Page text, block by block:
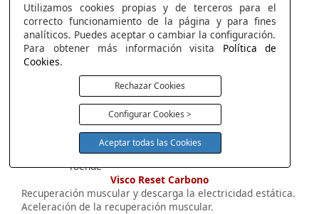
Visco Reset Air
Máxima Frescura con la más alta elasticidad.
Máximo termo regulador.
Efecto nube.
Máxima frescura.
Alta Transpirabilidad.
Disipa la humedad.
La más alta elasticidad.
Visco Reset Carbono
Recuperación muscular y descarga la electricidad estática.
Aceleración de la recuperación muscular.
Utilizamos cookies propias y de terceros para el
correcto funcionamiento de la página y para fines
analíticos. Puedes aceptar o cambiar la configuración.
Para obtener más información visita Política de
Cookies.
Rechazar Cookies
Configurar Cookies >
Aceptar todas las Cookies